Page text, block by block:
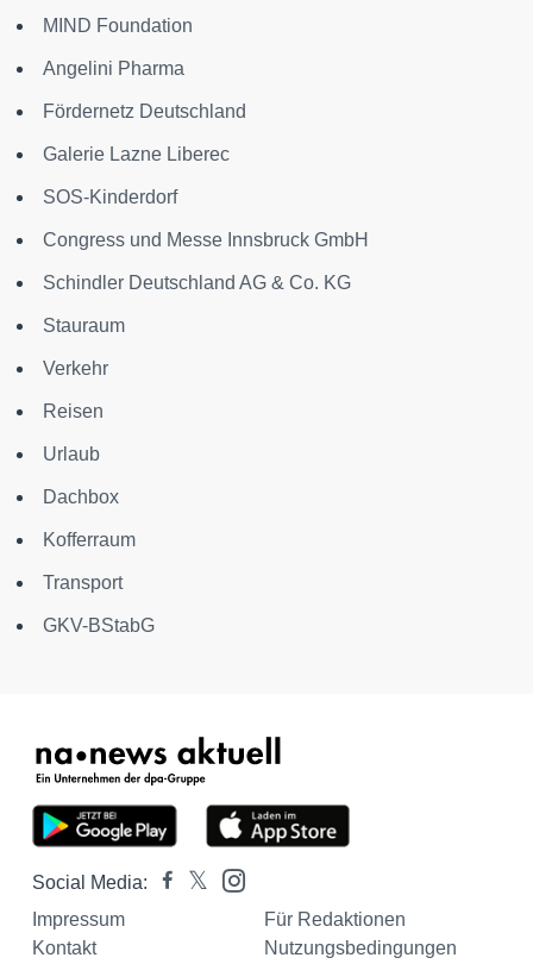
MIND Foundation
Angelini Pharma
Fördernetz Deutschland
Galerie Lazne Liberec
SOS-Kinderdorf
Congress und Messe Innsbruck GmbH
Schindler Deutschland AG & Co. KG
Stauraum
Verkehr
Reisen
Urlaub
Dachbox
Kofferraum
Transport
GKV-BStabG
Social Media:
Impressum
Für Redaktionen
Kontakt
Nutzungsbedingungen